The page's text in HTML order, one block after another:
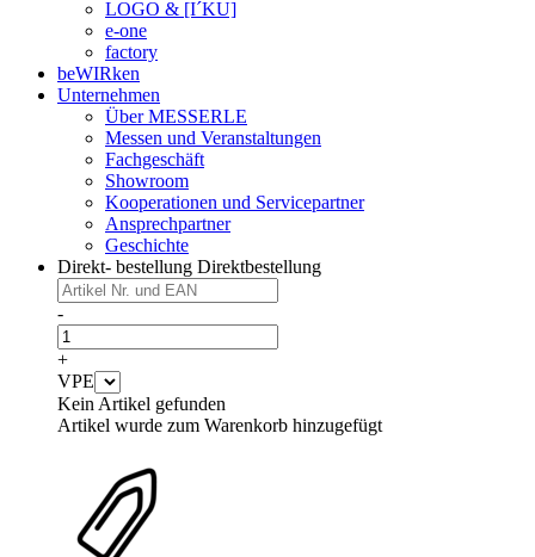
LOGO & [I´KU]
e-one
factory
beWIRken
Unternehmen
Über MESSERLE
Messen und Veranstaltungen
Fachgeschäft
Showroom
Kooperationen und Servicepartner
Ansprechpartner
Geschichte
Direkt- bestellung Direktbestellung
-
+
VPE
Kein Artikel gefunden
Artikel wurde zum Warenkorb hinzugefügt